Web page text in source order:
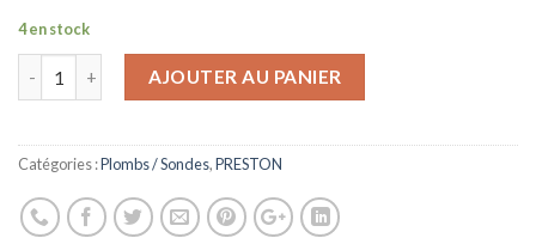
4 en stock
AJOUTER AU PANIER
Catégories :Plombs / Sondes,PRESTON